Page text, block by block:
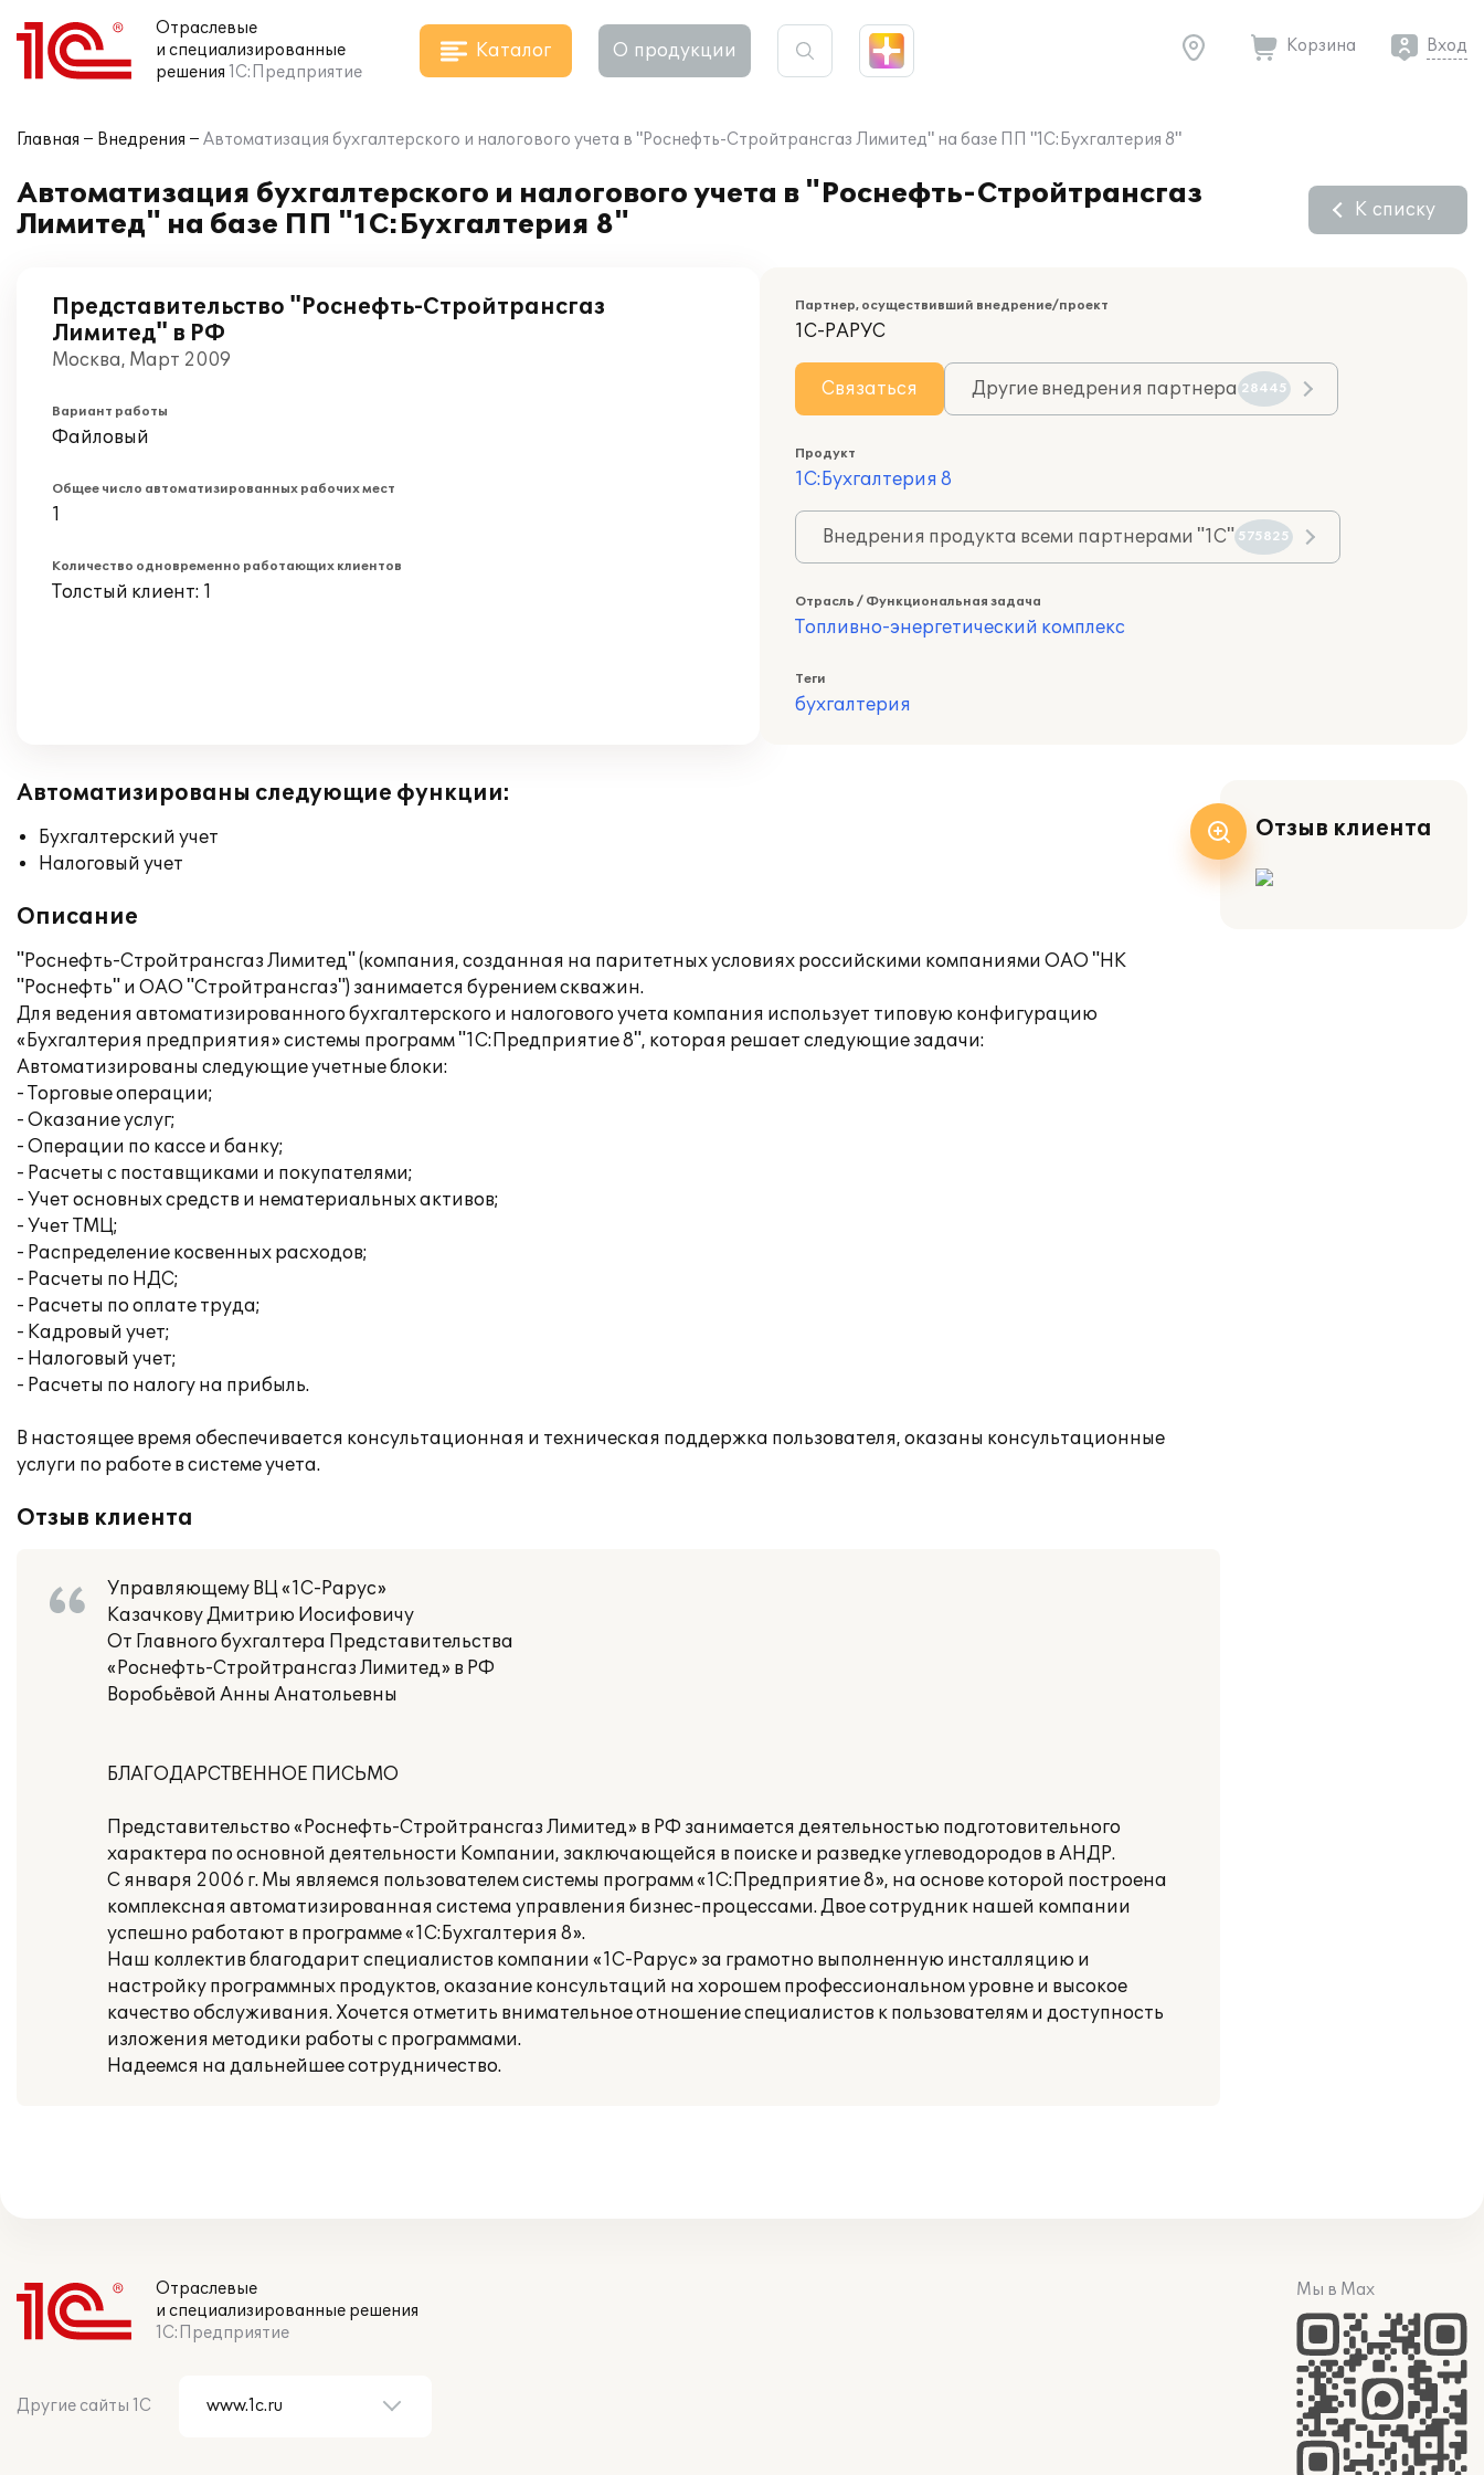
Отраслевые
и специализированные
решения 1С:Предприятие
Каталог О продукции Корзина Вход
Главная Внедрения Автоматизация бухгалтерского и налогового учета в "Роснефть-Стройтрансгаз Лимитед" на базе ПП "1С:Бухгалтерия 8"
Автоматизация бухгалтерского и налогового учета в "Роснефть-Стройтрансгаз
Лимитед" на базе ПП "1С:Бухгалтерия 8"
К списку
Представительство "Роснефть-Стройтрансгаз
Лимитед" в РФ
Москва, Март 2009
Вариант работы
Файловый
Общее число автоматизированных рабочих мест
1
Количество одновременно работающих клиентов
Толстый клиент: 1
Партнер, осуществивший внедрение/проект
1С-РАРУС
Связаться Другие внедрения партнера 28445
Продукт
1С:Бухгалтерия 8
Внедрения продукта всеми партнерами "1С" 575825
Отрасль / Функциональная задача
Топливно-энергетический комплекс
Теги
бухгалтерия
Автоматизированы следующие функции:
Бухгалтерский учет
Налоговый учет
Описание
"Роснефть-Стройтрансгаз Лимитед" (компания, созданная на паритетных условиях российскими компаниями ОАО "НК
"Роснефть" и ОАО "Стройтрансгаз") занимается бурением скважин.
Для ведения автоматизированного бухгалтерского и налогового учета компания использует типовую конфигурацию
«Бухгалтерия предприятия» системы программ "1С:Предприятие 8", которая решает следующие задачи:
Автоматизированы следующие учетные блоки:
- Торговые операции;
- Оказание услуг;
- Операции по кассе и банку;
- Расчеты с поставщиками и покупателями;
- Учет основных средств и нематериальных активов;
- Учет ТМЦ;
- Распределение косвенных расходов;
- Расчеты по НДС;
- Расчеты по оплате труда;
- Кадровый учет;
- Налоговый учет;
- Расчеты по налогу на прибыль.
В настоящее время обеспечивается консультационная и техническая поддержка пользователя, оказаны консультационные
услуги по работе в системе учета.
Отзыв клиента
Управляющему ВЦ «1С-Рарус»
Казачкову Дмитрию Иосифовичу
От Главного бухгалтера Представительства
«Роснефть-Стройтрансгаз Лимитед» в РФ
Воробьёвой Анны Анатольевны
БЛАГОДАРСТВЕННОЕ ПИСЬМО
Представительство «Роснефть-Стройтрансгаз Лимитед» в РФ занимается деятельностью подготовительного
характера по основной деятельности Компании, заключающейся в поиске и разведке углеводородов в АНДР.
С января 2006 г. Мы являемся пользователем системы программ «1С:Предприятие 8», на основе которой построена
комплексная автоматизированная система управления бизнес-процессами. Двое сотрудник нашей компании
успешно работают в программе «1С:Бухгалтерия 8».
Наш коллектив благодарит специалистов компании «1С-Рарус» за грамотно выполненную инсталляцию и
настройку программных продуктов, оказание консультаций на хорошем профессиональном уровне и высокое
качество обслуживания. Хочется отметить внимательное отношение специалистов к пользователям и доступность
изложения методики работы с программами.
Надеемся на дальнейшее сотрудничество.
Отзыв клиента
Отраслевые
и специализированные решения
1С:Предприятие
Другие сайты 1С
Мы в Max